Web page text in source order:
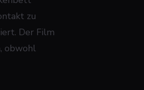
zu
Der Film
obwohl